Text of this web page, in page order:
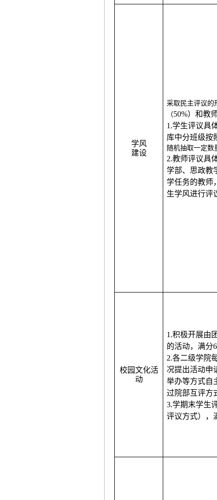
学风
建设
采取民主评议的
（50%）和教
1.学生评议具
库中分班级按
随机抽取一定数
2.教师评议具
学部、思政教
学任务的教师
生学风进行评
校园文化活
动
1.积极开展由
的活动，满分
2.各二级学院
况提出活动申
举办等方式自
过院部互评方
3.学期末学生
评议方式），